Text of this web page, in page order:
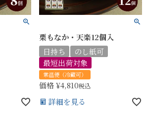
栗もなか・天楽12個入
日持ち
のし紙可
最短出荷対象
常温便（冷蔵可）
価格¥4,810税込
詳細を見る